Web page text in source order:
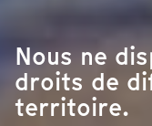
Nous ne
droits de
territoire.